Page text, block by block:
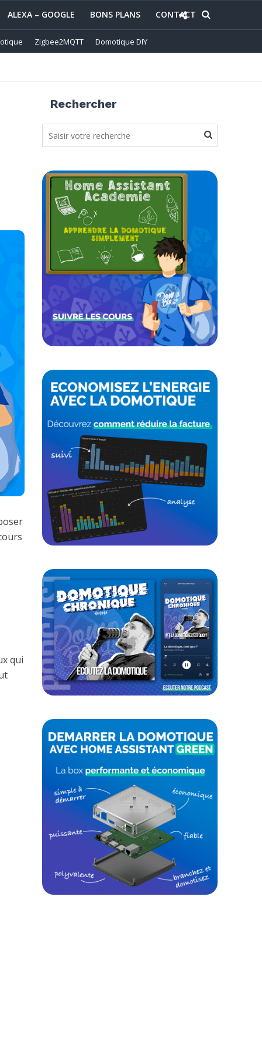
ALEXA – GOOGLE BONS PLANS CONTACT
Zigbee2MQTT Domotique DIY
qui
Rechercher